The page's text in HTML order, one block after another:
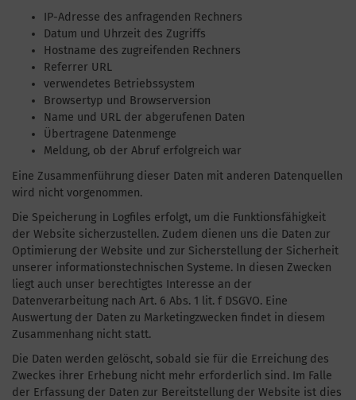
IP-Adresse des anfragenden Rechners
Datum und Uhrzeit des Zugriffs
Hostname des zugreifenden Rechners
Referrer URL
verwendetes Betriebssystem
Browsertyp und Browserversion
Name und URL der abgerufenen Daten
Übertragene Datenmenge
Meldung, ob der Abruf erfolgreich war
Eine Zusammenführung dieser Daten mit anderen Datenquellen
wird nicht vorgenommen.
Die Speicherung in Logfiles erfolgt, um die Funktionsfähigkeit
der Website sicherzustellen. Zudem dienen uns die Daten zur
Optimierung der Website und zur Sicherstellung der Sicherheit
unserer informationstechnischen Systeme. In diesen Zwecken
liegt auch unser berechtigtes Interesse an der
Datenverarbeitung nach Art. 6 Abs. 1 lit. f DSGVO. Eine
Auswertung der Daten zu Marketingzwecken findet in diesem
Zusammenhang nicht statt.
Die Daten werden gelöscht, sobald sie für die Erreichung des
Zweckes ihrer Erhebung nicht mehr erforderlich sind. Im Falle
der Erfassung der Daten zur Bereitstellung der Website ist dies